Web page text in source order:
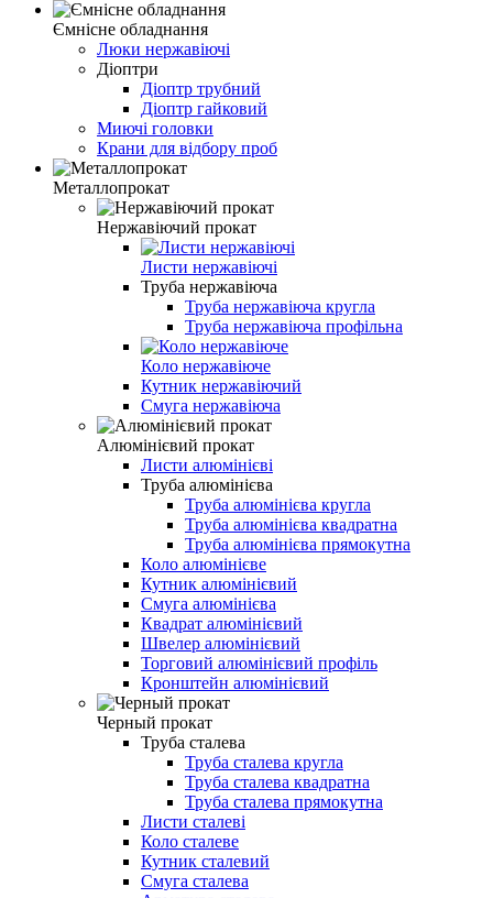
Ємнісне обладнання
Люки нержавіючі
Діоптри
Діоптр трубний
Діоптр гайковий
Миючі головки
Крани для відбору проб
Металлопрокат
Нержавіючий прокат
Листи нержавіючі
Труба нержавіюча
Труба нержавіюча кругла
Труба нержавіюча профільна
Коло нержавіюче
Кутник нержавіючий
Смуга нержавіюча
Алюмінієвий прокат
Листи алюмінієві
Труба алюмінієва
Труба алюмінієва кругла
Труба алюмінієва квадратна
Труба алюмінієва прямокутна
Коло алюмінієве
Кутник алюмінієвий
Смуга алюмінієва
Квадрат алюмінієвий
Швелер алюмінієвий
Торговий алюмінієвий профіль
Кронштейн алюмінієвий
Черный прокат
Труба сталева
Труба сталева кругла
Труба сталева квадратна
Труба сталева прямокутна
Листи сталеві
Коло сталеве
Кутник сталевий
Смуга сталева